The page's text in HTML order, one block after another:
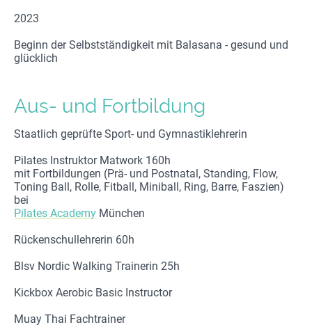
2023
Beginn der Selbstständigkeit mit Balasana - gesund und
glücklich
Aus- und Fortbildung
Staatlich geprüfte Sport- und Gymnastiklehrerin
Pilates Instruktor Matwork 160h
mit Fortbildungen (Prä- und Postnatal, Standing, Flow,
Toning Ball, Rolle, Fitball, Miniball, Ring, Barre, Faszien)
bei
Pilates Academy München
Rückenschullehrerin 60h
Blsv Nordic Walking Trainerin 25h
Kickbox Aerobic Basic Instructor
Muay Thai Fachtrainer